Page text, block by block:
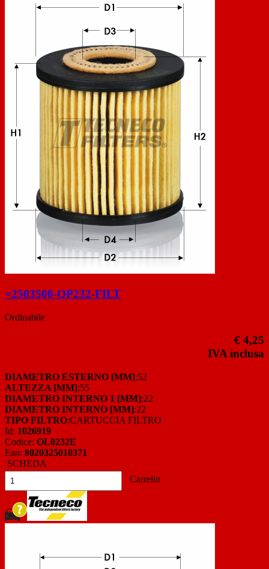
=2503500-OP232-FILT
Ordinabile
€ 4,25
IVA inclusa
DIAMETRO ESTERNO [MM]:52
ALTEZZA [MM]:55
DIAMETRO INTERNO 1 [MM]:22
DIAMETRO INTERNO [MM]:22
TIPO FILTRO:CARTUCCIA FILTRO
Id: 1026919
Codice: OL0232E
Ean: 8020325010371
SCHEDA
Carrello